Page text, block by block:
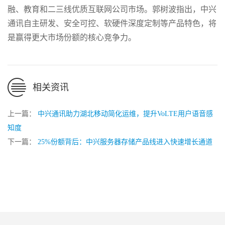
融、教育和二三线优质互联网公司市场。郭树波指出，中兴
通讯自主研发、安全可控、软硬件深度定制等产品特色，将
是赢得更大市场份额的核心竞争力。
相关资讯
上一篇： 中兴通讯助力湖北移动简化运维，提升VoLTE用户语音感
知度
下一篇： 25%份额背后：中兴服务器存储产品线进入快速增长通道